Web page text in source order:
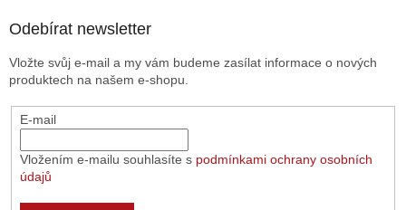
Odebírat newsletter
Vložte svůj e-mail a my vám budeme zasílat informace o nových
produktech na našem e-shopu.
E-mail
Vložením e-mailu souhlasíte s podmínkami ochrany osobních
údajů